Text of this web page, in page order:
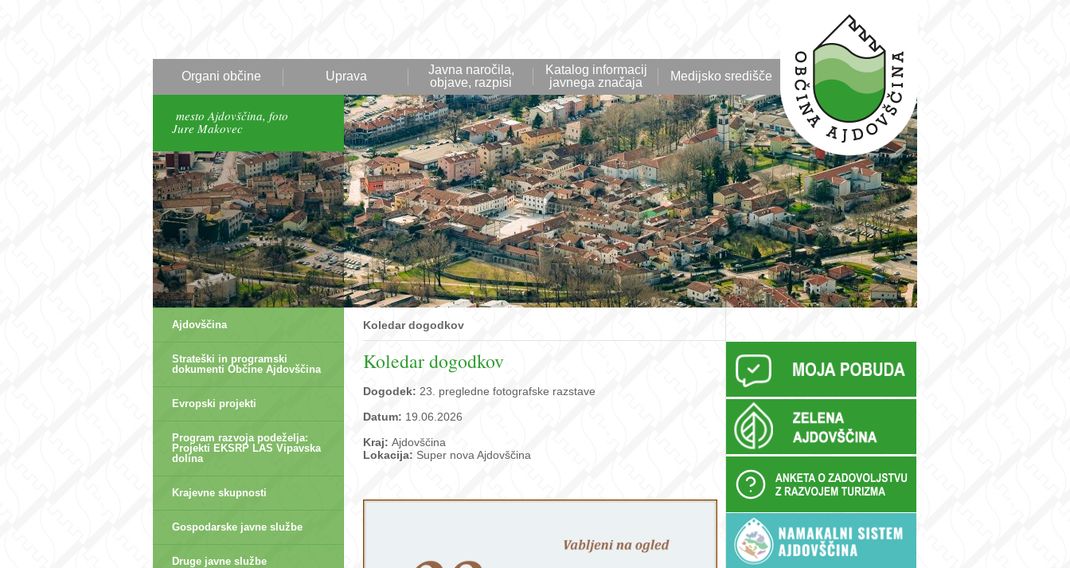
Organi občine Uprava
Javna naročila,
objave, razpisi
Katalog informacij
javnega značaja
Medijsko središče
mesto Ajdovščina, foto
Jure Makovec
Ajdovščina
Strateški in programski
dokumenti Občine Ajdovščina
Evropski projekti
Program razvoja podeželja:
Projekti EKSRP LAS Vipavska
dolina
Krajevne skupnosti
Gospodarske javne službe
Druge javne službe
Koledar dogodkov
Koledar dogodkov
Dogodek: 23. pregledne fotografske razstave
Datum: 19.06.2026
Kraj: Ajdovščina
Lokacija: Super nova Ajdovščina